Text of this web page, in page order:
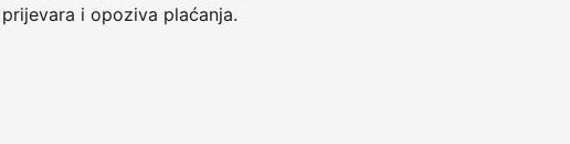
i opoziva plaćanja.